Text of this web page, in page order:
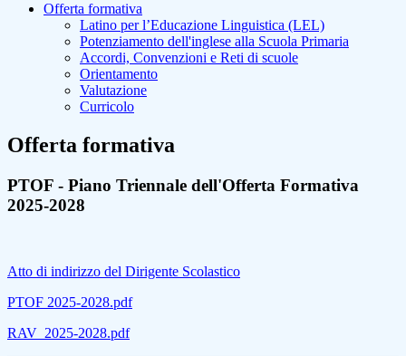
Offerta formativa
Latino per l’Educazione Linguistica (LEL)
Potenziamento dell'inglese alla Scuola Primaria
Accordi, Convenzioni e Reti di scuole
Orientamento
Valutazione
Curricolo
Offerta formativa
PTOF - Piano Triennale dell'Offerta Formativa
2025-2028
Atto di indirizzo del Dirigente Scolastico
PTOF 2025-2028.pdf
RAV_2025-2028.pdf